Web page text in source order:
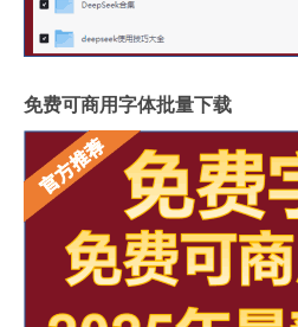
免费可商用字体批量下载